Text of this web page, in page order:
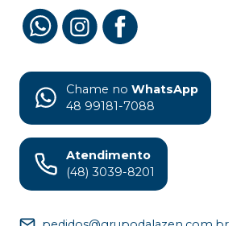
Chame no WhatsApp
48 99181-7088
Atendimento
(48) 3039-8201